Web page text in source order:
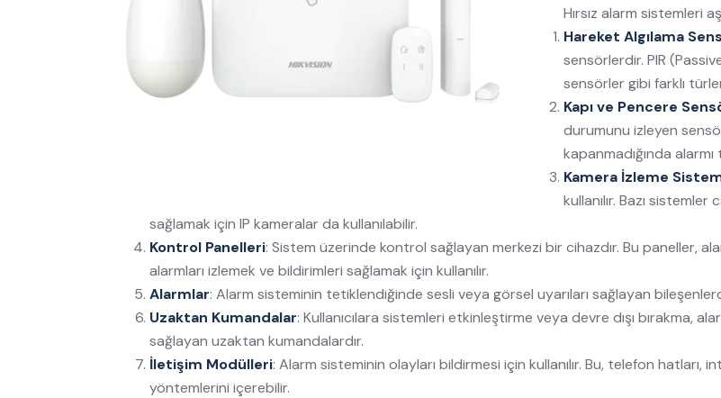
Hırsız alarm sistemleri
Hareket Algılama
sensörlerdir. PIR
sensörler gibi farklı
Kapı ve Pencere
durumunu izleyen
kapanmadığında
Kamera İzleme
kullanılır. Bazı
sağlamak için IP kameralar da kullanılabilir.
Kontrol Panelleri: Sistem üzerinde kontrol sağlayan merkezi bir cihazdır. Bu paneller,
alarmları izlemek ve bildirimleri sağlamak için kullanılır.
Alarmlar: Alarm sisteminin tetiklendiğinde sesli veya görsel uyarıları sağlayan
Uzaktan Kumandalar: Kullanıcılara sistemleri etkinleştirme veya devre dışı bırakma,
sağlayan uzaktan kumandalardır.
İletişim Modülleri: Alarm sisteminin olayları bildirmesi için kullanılır. Bu, telefon hatları,
yöntemlerini içerebilir.